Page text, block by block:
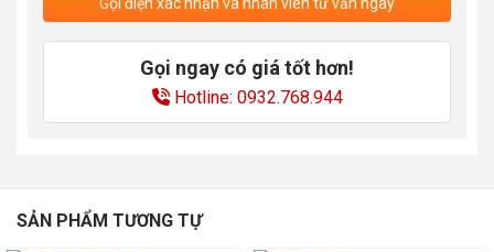
Gọi ngay có giá tốt hơn!
Hotline: 0932.768.944
SẢN PHẨM TƯƠNG TỰ